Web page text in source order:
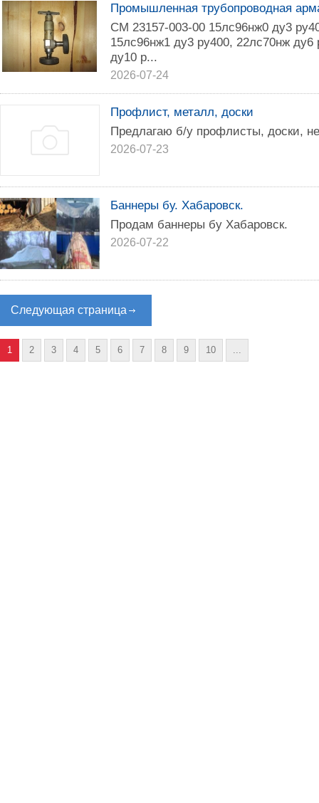
Промышленная трубопроводная
СМ 23157-003-00 15лс96нж0 ду3
15лс96нж1 ду3 ру400, 22лс70нж
ду10 р...
2026-07-24
Профлист, металл, доски
Предлагаю б/у профлисты, доски,
2026-07-23
Баннеры бу. Хабаровск.
Продам баннеры бу Хабаровск.
2026-07-22
Следующая страница
1 2 3 4 5 6 7 8 9 10 ...